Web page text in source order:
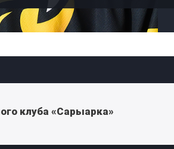
клуба «Сарыарка»